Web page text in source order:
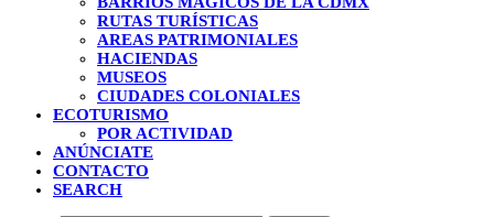
RUTAS TURÍSTICAS
AREAS PATRIMONIALES
HACIENDAS
MUSEOS
CIUDADES COLONIALES
ECOTURISMO
POR ACTIVIDAD
ANÚNCIATE
CONTACTO
SEARCH